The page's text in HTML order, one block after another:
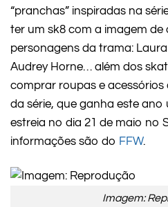
“pranchas” inspiradas na
ter um sk8 com a imagem de
personagens da trama:
Audrey Horne… além dos
comprar roupas e
da série, que ganha este
estreia no dia 21 de maio no
informações são do FFW.
Imagem: